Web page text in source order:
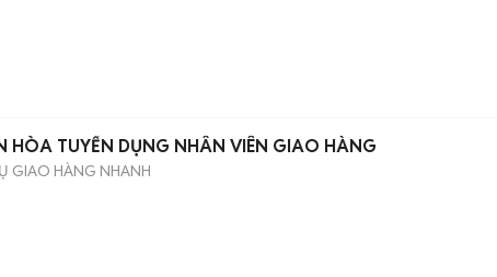
HÒA TUYỂN DỤNG NHÂN VIÊN GIAO HÀNG
GIAO HÀNG NHANH